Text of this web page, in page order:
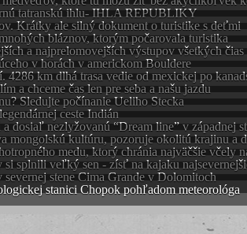
tatranskú ihlu- IHLA REPUBLIKY
Krátky ale silný dokument o turistike s deťmi
bláznov, ktorým počarovala turistika
a najprelomovejších výstupov všetkých čias
v horách v americkom Bouldere
km dlhá trasa vedie od mexickej po
a chceme čas len pre seba a našu jazdu
Sledujte počínanie Ueliho Stecka
ceste Indián
dosiaľ nezlyžovanú “Dream line” v západnej
mongolskú kultúru, pozoruje okolitú krajinu a
medu, ktorý chránia najväčšie včely
splnili veľký sen - zísť na kajaku
stene Cima Grande v Dolomitoch
stanici Chopok pohľadom meteorológa